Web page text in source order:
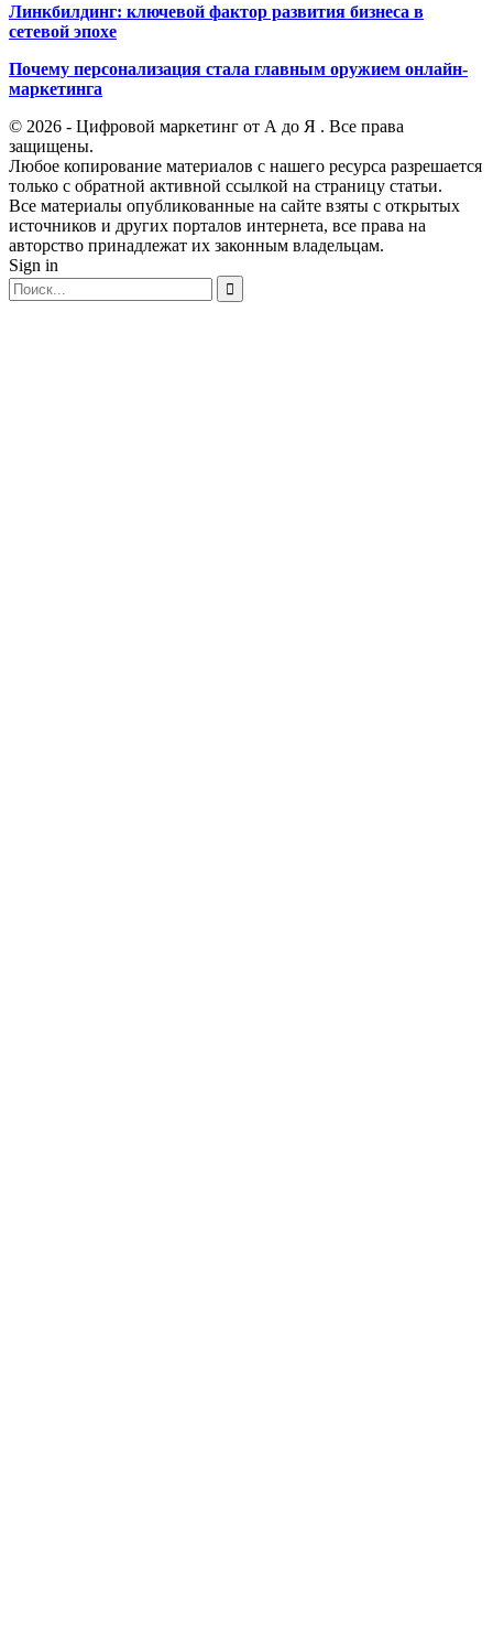
Линкбилдинг: ключевой фактор развития бизнеса в
сетевой эпохе
Почему персонализация стала главным оружием онлайн-
маркетинга
© 2026 - Цифровой маркетинг от А до Я . Все права
защищены.
Любое копирование материалов с нашего ресурса разрешается
только с обратной активной ссылкой на страницу статьи.
Все материалы опубликованные на сайте взяты с открытых
источников и других порталов интернета, все права на
авторство принадлежат их законным владельцам.
Sign in